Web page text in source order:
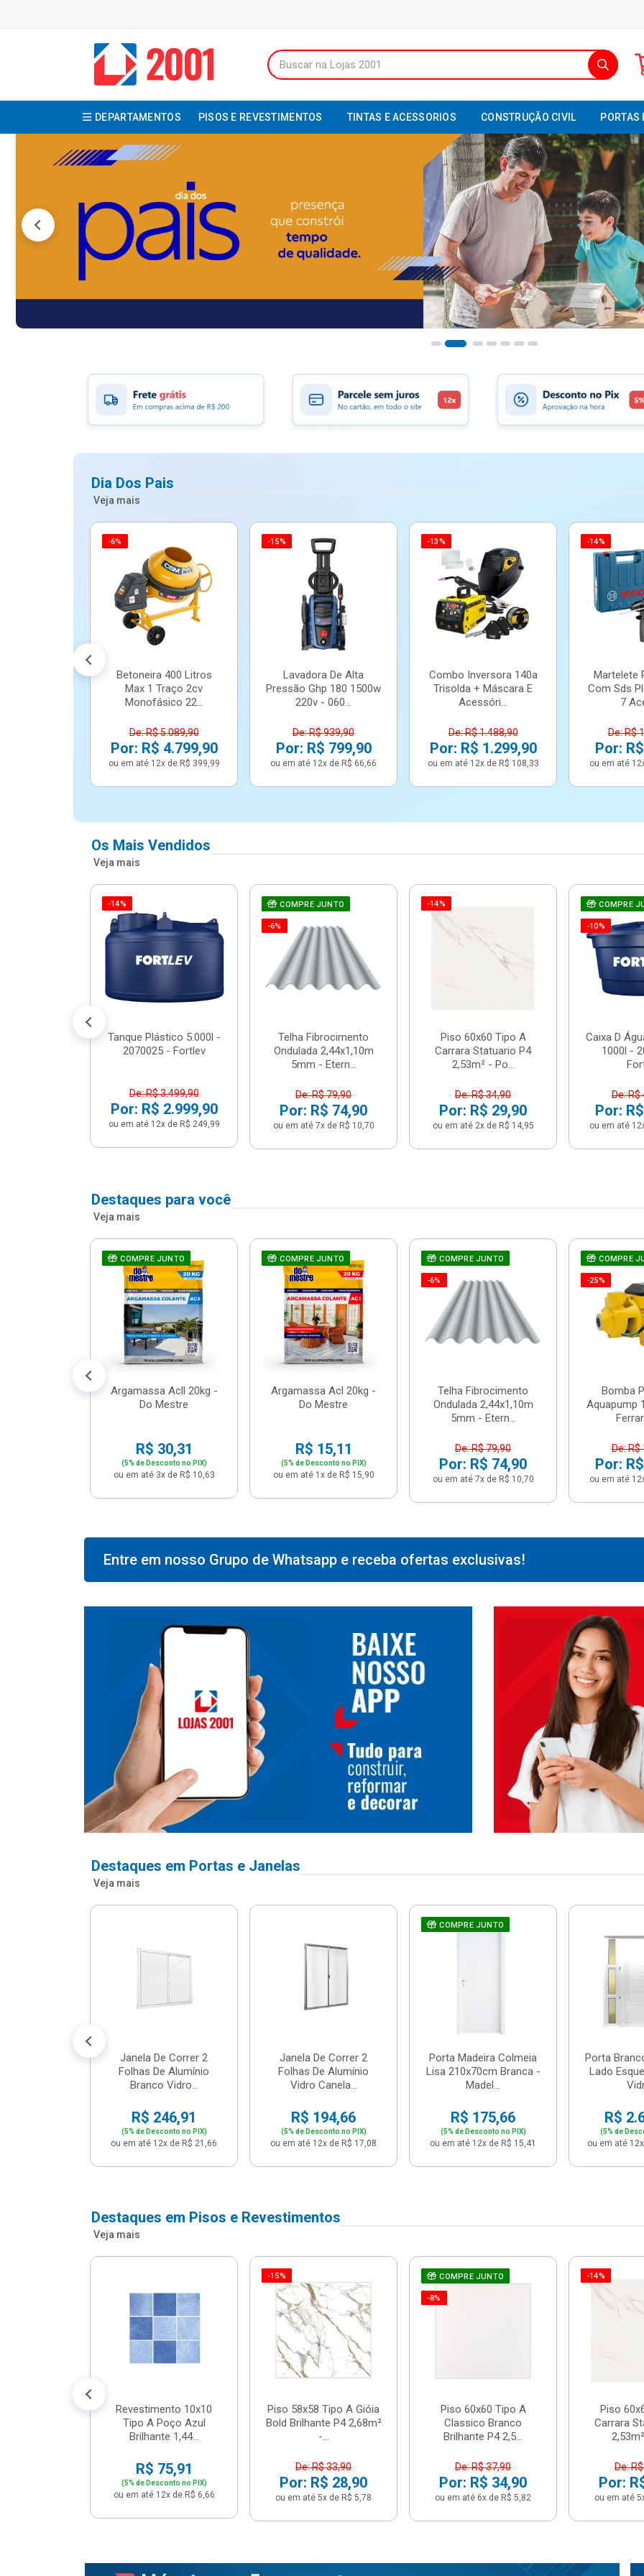
DEPARTAMENTOS PISOS E REVESTIMENTOS TINTAS E ACESSORIOS CONSTRUÇÃO CIVIL PORTAS
Dia Dos Pais
Veja mais
-6%
Betoneira 400 Litros
Max 1 Traço 2cv
Monofásico 22...
De: R$ 5.089,90
Por: R$ 4.799,90
ou em até 12x de R$ 399,99
-15%
Lavadora De Alta
Pressão Ghp 180 1500w
220v - 060...
De: R$ 939,90
Por: R$ 799,90
ou em até 12x de R$ 66,66
-13%
Combo Inversora 140a
Trisolda + Máscara E
Acessóri...
De: R$ 1.488,90
Por: R$ 1.299,90
ou em até 12x de R$ 108,33
-14%
Martelete
Com Sds
7
De: R$
Por:
ou em até
Os Mais Vendidos
Veja mais
-14%
Tanque Plástico 5.000l -
2070025 - Fortlev
De: R$ 3.499,90
Por: R$ 2.999,90
ou em até 12x de R$ 249,99
COMPRE JUNTO
-6%
Telha Fibrocimento
Ondulada 2,44x1,10m
5mm - Etern...
De: R$ 79,90
Por: R$ 74,90
ou em até 7x de R$ 10,70
-14%
Piso 60x60 Tipo A
Carrara Statuario P4
2,53m² - Po...
De: R$ 34,90
Por: R$ 29,90
ou em até 2x de R$ 14,95
COMPRE
-10%
Caixa D
1000l -
De: R$
Por:
ou em até
Destaques para você
Veja mais
COMPRE JUNTO
Argamassa Acll 20kg -
Do Mestre
R$ 30,31
(5% de Desconto no PIX)
ou em até 3x de R$ 10,63
COMPRE JUNTO
Argamassa Acl 20kg -
Do Mestre
R$ 15,11
(5% de Desconto no PIX)
ou em até 1x de R$ 15,90
COMPRE JUNTO
-6%
Telha Fibrocimento
Ondulada 2,44x1,10m
5mm - Etern...
De: R$ 79,90
Por: R$ 74,90
ou em até 7x de R$ 10,70
COMPRE
-25%
Bomba
Aquapump
De: R$
Por:
ou em até
Entre em nosso Grupo de Whatsapp e receba ofertas exclusivas!
Destaques em Portas e Janelas
Veja mais
Janela De Correr 2
Folhas De Alumínio
Branco Vidro...
R$ 246,91
(5% de Desconto no PIX)
ou em até 12x de R$ 21,66
Janela De Correr 2
Folhas De Alumínio
Vidro Canela...
R$ 194,66
(5% de Desconto no PIX)
ou em até 12x de R$ 17,08
COMPRE JUNTO
Porta Madeira Colmeia
Lisa 210x70cm Branca -
Madel...
R$ 175,66
(5% de Desconto no PIX)
ou em até 12x de R$ 15,41
Porta
Lado
R$
(5% de
ou em até
Destaques em Pisos e Revestimentos
Veja mais
Revestimento 10x10
Tipo A Poço Azul
Brilhante 1,44...
R$ 75,91
(5% de Desconto no PIX)
ou em até 12x de R$ 6,66
-15%
Piso 58x58 Tipo A Gióia
Bold Brilhante P4 2,68m²
-...
De: R$ 33,90
Por: R$ 28,90
ou em até 5x de R$ 5,78
COMPRE JUNTO
-8%
Piso 60x60 Tipo A
Classico Branco
Brilhante P4 2,5...
De: R$ 37,90
Por: R$ 34,90
ou em até 6x de R$ 5,82
-14%
Piso
Carrara
De:
Por:
ou em até